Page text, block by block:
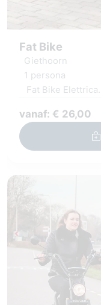
Fat Bike
Giethoorn
1 persona
Fat Bike Elettrica
vanaf: € 26,00